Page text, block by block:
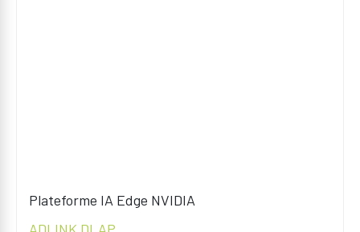
Plateforme IA Edge NVIDIA